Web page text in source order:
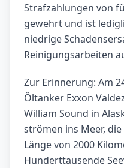
Strafzahlungen von
gewehrt und ist
niedrige
Reinigungsarbeiten
Zur Erinnerung: Am
Öltanker Exxon
William Sound in
strömen ins Meer,
Länge von 2000
Hunderttausende